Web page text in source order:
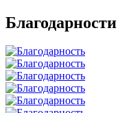
Благодарности